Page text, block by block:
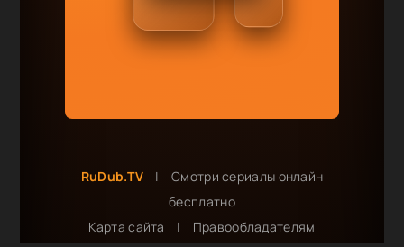
RuDub.TV |
Смотри сериалы онлайн
бесплатно
Карта сайта
|
Правообладателям